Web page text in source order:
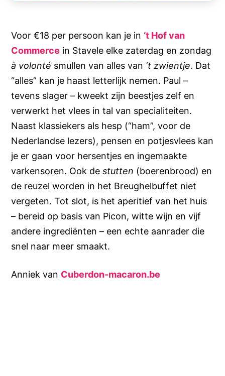
Voor €18 per persoon kan je in ‘t Hof van
Commerce in Stavele elke zaterdag en zondag
à volonté smullen van alles van ‘t zwientje. Dat
“alles” kan je haast letterlijk nemen. Paul –
tevens slager – kweekt zijn beestjes zelf en
verwerkt het vlees in tal van specialiteiten.
Naast klassiekers als hesp (“ham”, voor de
Nederlandse lezers), pensen en potjesvlees kan
je er gaan voor hersentjes en ingemaakte
varkensoren. Ook destutten (boerenbrood) en
de reuzel worden in het Breughelbuffet niet
vergeten. Tot slot, is het aperitief van het huis
– bereid op basis van Picon, witte wijn en vijf
andere ingrediënten – een echte aanrader die
snel naar meer smaakt.
Anniek van Cuberdon-macaron.be